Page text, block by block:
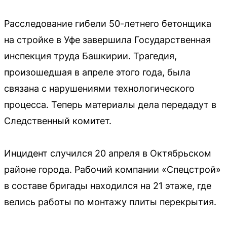
Расследование гибели 50-летнего бетонщика
на стройке в Уфе завершила Государственная
инспекция труда Башкирии. Трагедия,
произошедшая в апреле этого года, была
связана с нарушениями технологического
процесса. Теперь материалы дела передадут в
Следственный комитет.
Инцидент случился 20 апреля в Октябрьском
районе города. Рабочий компании «Спецстрой»
в составе бригады находился на 21 этаже, где
велись работы по монтажу плиты перекрытия.